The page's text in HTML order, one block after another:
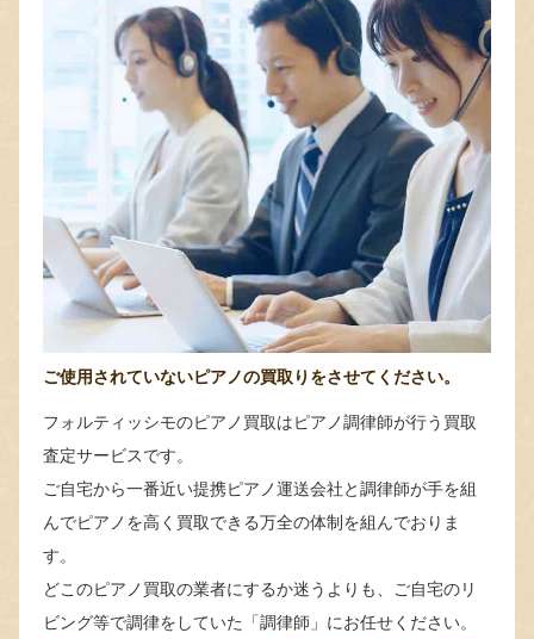
ご使用されていないピアノの買取りをさせてください。
フォルティッシモのピアノ買取はピアノ調律師が行う買取
査定サービスです。
ご自宅から一番近い提携ピアノ運送会社と調律師が手を組
んでピアノを高く買取できる万全の体制を組んでおりま
す。
どこのピアノ買取の業者にするか迷うよりも、ご自宅のリ
ビング等で調律をしていた「調律師」にお任せください。